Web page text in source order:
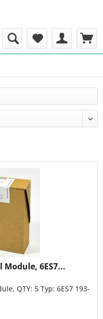
6ES7...
QTY: 5 Typ: 6ES7 193-